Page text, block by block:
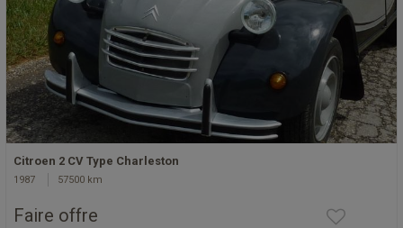
Citroen 2 CV Type Charleston
1987 57500 km
Faire offre